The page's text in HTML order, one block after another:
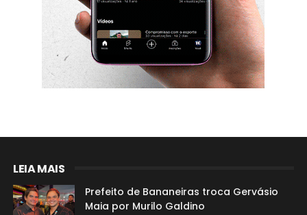
LEIA MAIS
Prefeito de Bananeiras troca Gervásio
Maia por Murilo Galdino